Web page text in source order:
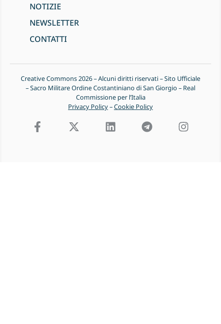
NOTIZIE
NEWSLETTER
CONTATTI
Creative Commons 2026 – Alcuni diritti riservati – Sito Ufficiale
– Sacro Militare Ordine Costantiniano di San Giorgio – Real
Commissione per l’Italia
Privacy Policy–Cookie Policy